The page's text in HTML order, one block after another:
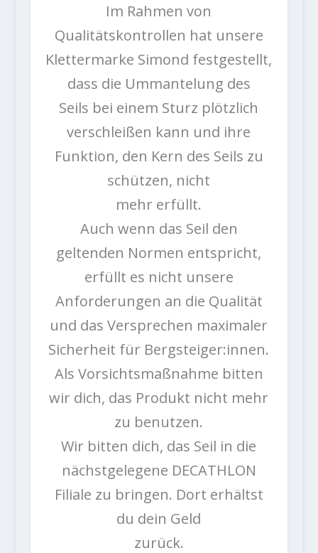
Im Rahmen von
Qualitätskontrollen hat unsere
Klettermarke Simond festgestellt,
dass die Ummantelung des
Seils bei einem Sturz plötzlich
verschleißen kann und ihre
Funktion, den Kern des Seils zu
schützen, nicht
mehr erfüllt.
Auch wenn das Seil den
geltenden Normen entspricht,
erfüllt es nicht unsere
Anforderungen an die Qualität
und das Versprechen maximaler
Sicherheit für Bergsteiger:innen.
Als Vorsichtsmaßnahme bitten
wir dich, das Produkt nicht mehr
zu benutzen.
Wir bitten dich, das Seil in die
nächstgelegene DECATHLON
Filiale zu bringen. Dort erhältst
du dein Geld
zurück.